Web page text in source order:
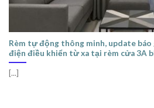
Rèm tự động thông minh, update
điện điều khiển từ xa tại rèm cửa 3A
[...]